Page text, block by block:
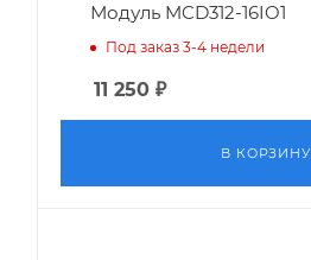
Модуль MCD312-16IO1
Под заказ 3-4 недели
11 250 ₽
В КОРЗИНУ